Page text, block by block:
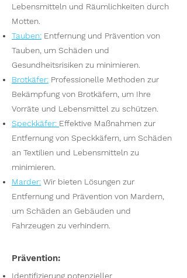
Lebensmitteln und Räumlichkeiten durch
Motten.
Tauben: Entfernung und Prävention von
Tauben, um Schäden und
Gesundheitsrisiken zu minimieren.
Brotkäfer: Professionelle Methoden zur
Bekämpfung von Brotkäfern, um Ihre
Vorräte und Lebensmittel zu schützen.
Speckkäfer: Effektive Maßnahmen zur
Entfernung von Speckkäfern, um Schäden
an Textilien und Lebensmitteln zu
minimieren.
Marder: Wir bieten Lösungen zur
Entfernung und Prävention von Mardern,
um Schäden an Gebäuden und
Fahrzeugen zu verhindern.
Prävention:
Identifizierung potenzieller